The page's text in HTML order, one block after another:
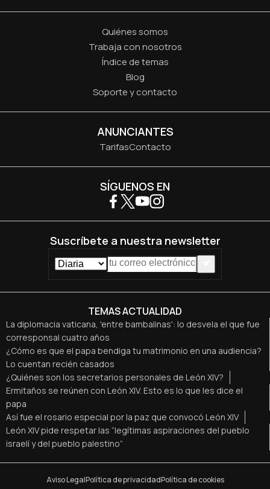
Quiénes somos
Trabaja con nosotros
Índice de temas
Blog
Soporte y contacto
ANUNCIANTES
TarifasContacto
TEMAS ACTUALIDAD
La diplomacia vaticana, 'entre bambalinas': lo desvela el que fue
corresponsal cuatro años
¿Cómo es que el papa bendiga tu matrimonio en una audiencia?
Lo cuentan recién casados
¿Quiénes son los secretarios personales de León XIV?
Ermitaños se reúnen con León XIV. Esto es lo que les dice el
papa
Así fue el rosario especial por la paz que convocó León XIV
León XIV pide respetar las “legítimas aspiraciones del pueblo
israelí y del pueblo palestino”
SÍGUENOS EN
Suscríbete a nuestra newsletter
Aviso LegalPolítica de privacidadPolítica de cookies